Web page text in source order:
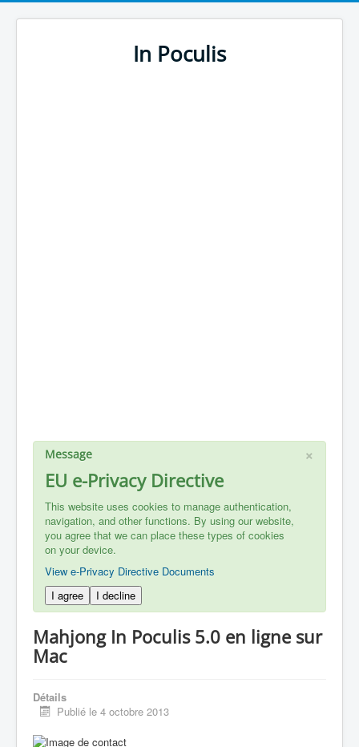
In Poculis
×
Message
EU e-Privacy Directive
This website uses cookies to manage authentication,
navigation, and other functions. By using our website,
you agree that we can place these types of cookies
on your device.
View e-Privacy Directive Documents
I agree
I decline
Mahjong In Poculis 5.0 en ligne sur
Mac
Détails
Publié le 4 octobre 2013